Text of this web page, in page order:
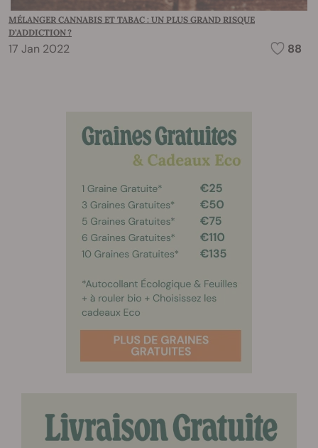
MÉLANGER CANNABIS ET TABAC : UN PLUS GRAND RISQUE
D’ADDICTION ?
17 Jan 2022 88